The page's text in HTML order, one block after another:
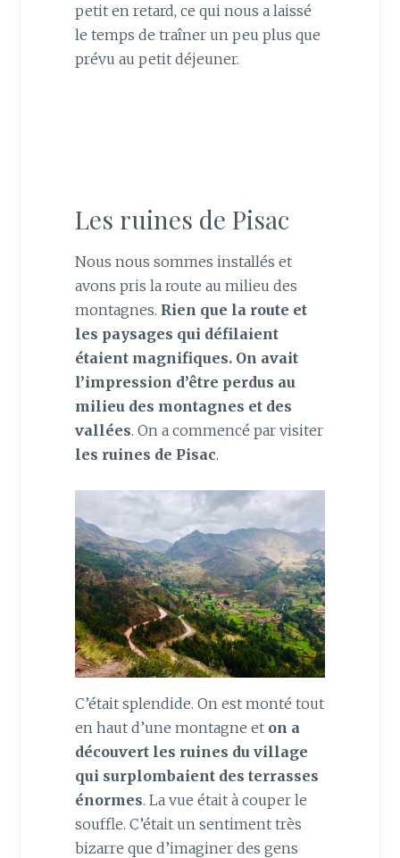
petit en retard, ce qui nous a laissé
le temps de traîner un peu plus que
prévu au petit déjeuner.
Les ruines de Pisac
Nous nous sommes installés et
avons pris la route au milieu des
montagnes. Rien que la route et
les paysages qui défilaient
étaient magnifiques. On avait
l’impression d’être perdus au
milieu des montagnes et des
vallées. On a commencé par visiter
les ruines de Pisac.
C’était splendide. On est monté tout
en haut d’une montagne et on a
découvert les ruines du village
qui surplombaient des terrasses
énormes. La vue était à couper le
souffle. C’était un sentiment très
bizarre que d’imaginer des gens